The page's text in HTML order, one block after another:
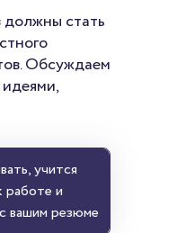
стать
Обсуждаем
учится
работе и
вашим резюме